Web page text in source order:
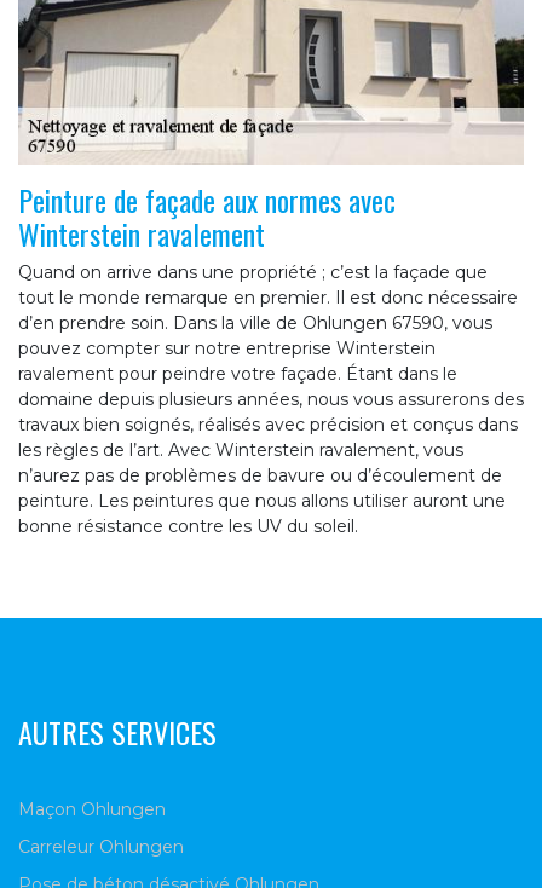
Peinture de façade aux normes avec
Winterstein ravalement
Quand on arrive dans une propriété ; c’est la façade que
tout le monde remarque en premier. Il est donc nécessaire
d’en prendre soin. Dans la ville de Ohlungen 67590, vous
pouvez compter sur notre entreprise Winterstein
ravalement pour peindre votre façade. Étant dans le
domaine depuis plusieurs années, nous vous assurerons des
travaux bien soignés, réalisés avec précision et conçus dans
les règles de l’art. Avec Winterstein ravalement, vous
n’aurez pas de problèmes de bavure ou d’écoulement de
peinture. Les peintures que nous allons utiliser auront une
bonne résistance contre les UV du soleil.
AUTRES SERVICES
Maçon Ohlungen
Carreleur Ohlungen